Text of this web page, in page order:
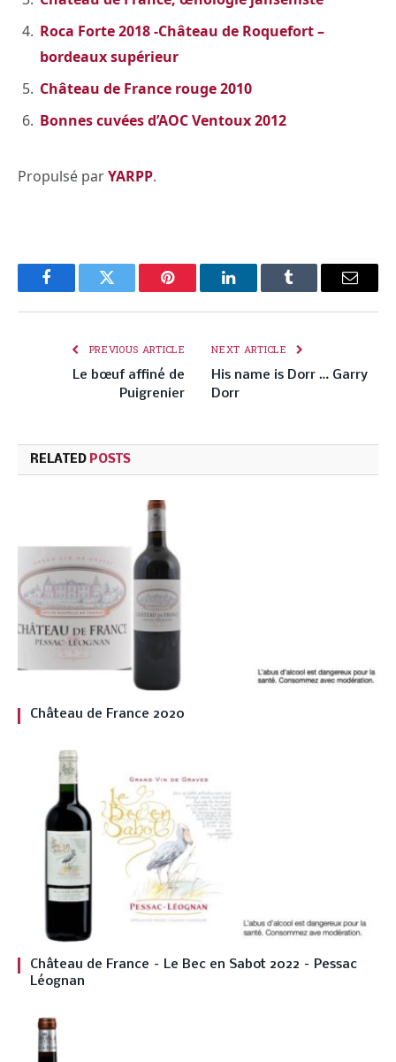
Roca Forte 2018 -Château de Roquefort –
bordeaux supérieur
Château de France rouge 2010
Bonnes cuvées d’AOC Ventoux 2012
Propulsé parYARPP.
FacebookTwitter Pinterest LinkedInTumblr Email
PREVIOUS ARTICLE
Le bœuf affiné de
Puigrenier
NEXT ARTICLE
His name is Dorr … Garry
Dorr
RELATED POSTS
Château de France 2020
Château de France – Le Bec en Sabot 2022 – Pessac
Léognan